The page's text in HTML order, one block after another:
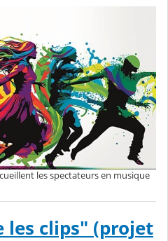
les spectateurs en musique
les clips" (projet